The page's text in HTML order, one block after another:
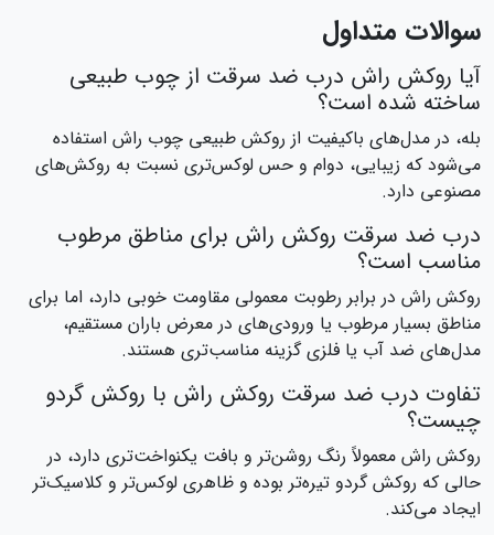
سوالات متداول
آیا روکش راش درب ضد سرقت از چوب طبیعی
ساخته شده است؟
بله، در مدل‌های باکیفیت از روکش طبیعی چوب راش استفاده
می‌شود که زیبایی، دوام و حس لوکس‌تری نسبت به روکش‌های
مصنوعی دارد.
درب ضد سرقت روکش راش برای مناطق مرطوب
مناسب است؟
روکش راش در برابر رطوبت معمولی مقاومت خوبی دارد، اما برای
مناطق بسیار مرطوب یا ورودی‌های در معرض باران مستقیم،
مدل‌های ضد آب یا فلزی گزینه مناسب‌تری هستند.
تفاوت درب ضد سرقت روکش راش با روکش گردو
چیست؟
روکش راش معمولاً رنگ روشن‌تر و بافت یکنواخت‌تری دارد، در
حالی که روکش گردو تیره‌تر بوده و ظاهری لوکس‌تر و کلاسیک‌تر
ایجاد می‌کند.